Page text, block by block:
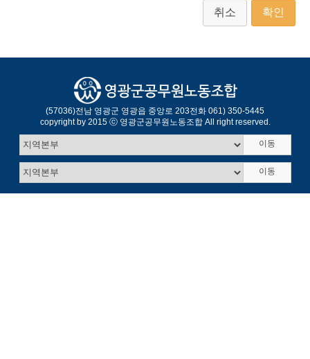
취소 확인
(57036)전남 영광군 영광읍 중앙로 203전화 061) 350-5445
copyright by 2015 ⓒ 영광군공무원노동조합 All right reserved.
이동
이동